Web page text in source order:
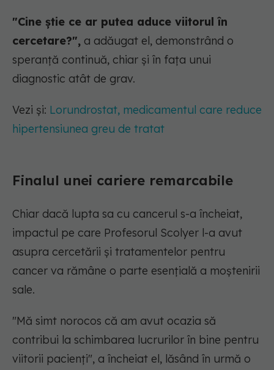
"Cine știe ce ar putea aduce viitorul în
cercetare?", a adăugat el, demonstrând o
speranță continuă, chiar și în fața unui
diagnostic atât de grav.
Vezi și: Lorundrostat, medicamentul care reduce
hipertensiunea greu de tratat
Finalul unei cariere remarcabile
Chiar dacă lupta sa cu cancerul s-a încheiat,
impactul pe care Profesorul Scolyer l-a avut
asupra cercetării și tratamentelor pentru
cancer va rămâne o parte esențială a moștenirii
sale.
"Mă simt norocos că am avut ocazia să
contribui la schimbarea lucrurilor în bine pentru
viitorii pacienți", a încheiat el, lăsând în urmă o